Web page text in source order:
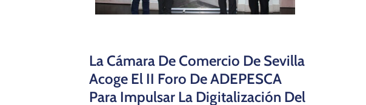
La Cámara De Comercio De Sevilla
Acoge El II Foro De ADEPESCA
Para Impulsar La Digitalización Del